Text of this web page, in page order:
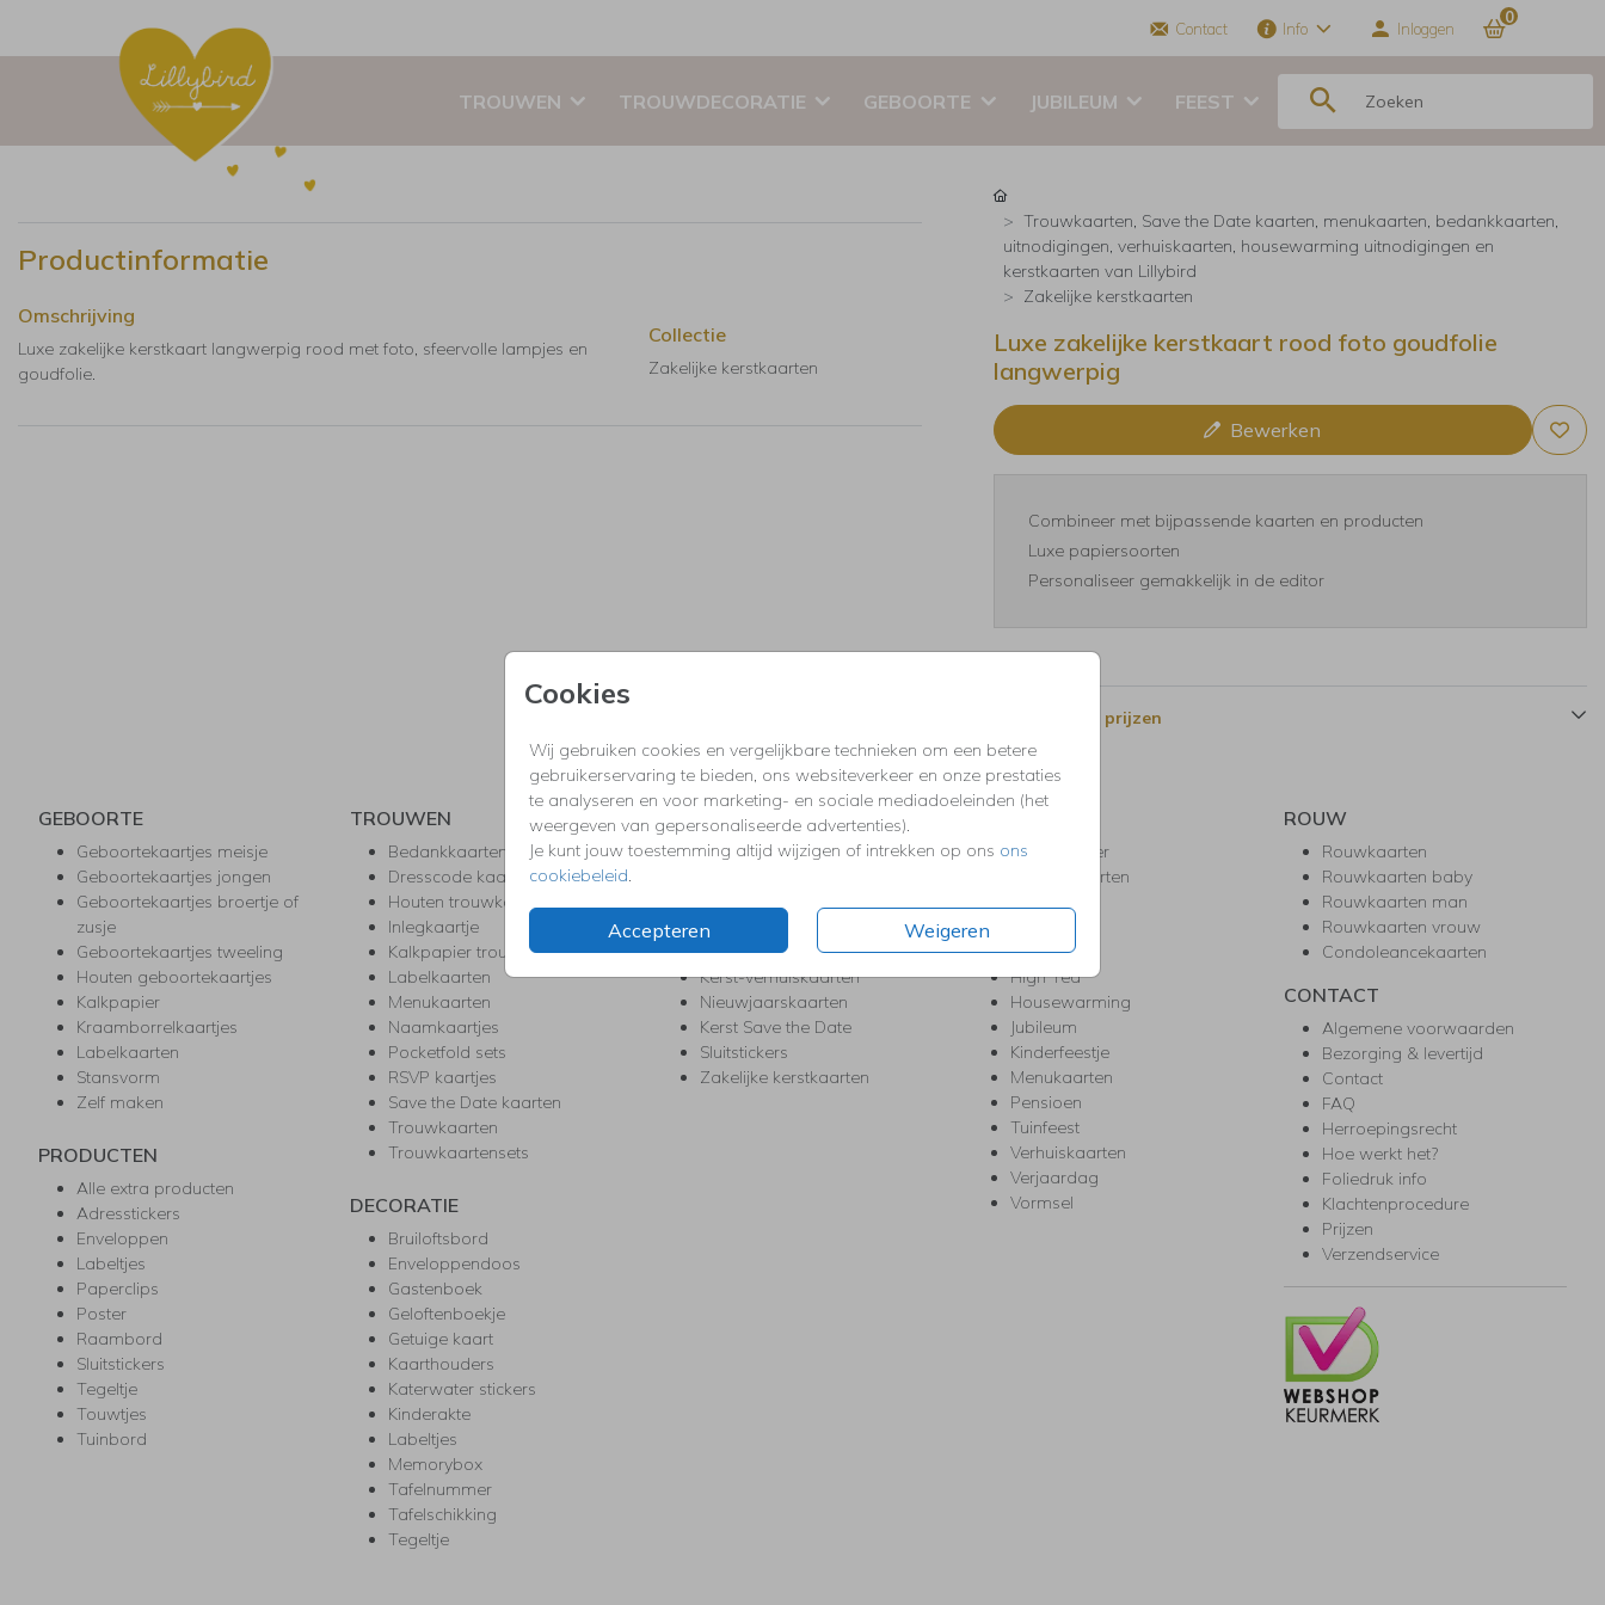
Contact Info Inloggen
0
TROUWEN TROUWDECORATIE GEBOORTE JUBILEUM FEEST
Cookies
Wij gebruiken cookies en vergelijkbare technieken om een betere
gebruikerservaring te bieden, ons websiteverkeer en onze prestaties
te analyseren en voor marketing- en sociale mediadoeleinden (het
weergeven van gepersonaliseerde advertenties).
Je kunt jouw toestemming altijd wijzigen of intrekken op ons ons
cookiebeleid.
Accepteren Weigeren
Productinformatie
Omschrijving
Luxe zakelijke kerstkaart langwerpig rood met foto, sfeervolle lampjes en
goudfolie.
Collectie
Zakelijke kerstkaarten
Trouwkaarten, Save the Date kaarten, menukaarten, bedankkaarten,
uitnodigingen, verhuiskaarten, housewarming uitnodigingen en
kerstkaarten van Lillybird
Zakelijke kerstkaarten
Luxe zakelijke kerstkaart rood foto goudfolie
langwerpig
Bewerken
Combineer met bijpassende kaarten en producten
Luxe papiersoorten
Personaliseer gemakkelijk in de editor
Formaten en prijzen
GEBOORTE
Geboortekaartjes meisje
Geboortekaartjes jongen
Geboortekaartjes broertje of
zusje
Geboortekaartjes tweeling
Houten geboortekaartjes
Kalkpapier
Kraamborrelkaartjes
Labelkaarten
Stansvorm
Zelf maken
PRODUCTEN
Alle extra producten
Adresstickers
Enveloppen
Labeltjes
Paperclips
Poster
Raambord
Sluitstickers
Tegeltje
Touwtjes
Tuinbord
TROUWEN
Bedankkaarten
Dresscode kaartjes
Houten trouwkaarten
Inlegkaartje
Kalkpapier trouwkaarten
Labelkaarten
Menukaarten
Naamkaartjes
Pocketfold sets
RSVP kaartjes
Save the Date kaarten
Trouwkaarten
Trouwkaartensets
DECORATIE
Bruiloftsbord
Enveloppendoos
Gastenboek
Geloftenboekje
Getuige kaart
Kaarthouders
Katerwater stickers
Kinderakte
Labeltjes
Memorybox
Tafelnummer
Tafelschikking
Tegeltje
KERST
Kerstkaarten
Kerstmenukaarten
Kerst trouwkaarten
Kerst-verhuiskaarten
Nieuwjaarskaarten
Kerst Save the Date
Sluitstickers
Zakelijke kerstkaarten
Babyshower
Bedankkaarten
Geslaagd
High Tea
Housewarming
Jubileum
Kinderfeestje
Menukaarten
Pensioen
Tuinfeest
Verhuiskaarten
Verjaardag
Vormsel
ROUW
Rouwkaarten
Rouwkaarten baby
Rouwkaarten man
Rouwkaarten vrouw
Condoleancekaarten
CONTACT
Algemene voorwaarden
Bezorging & levertijd
Contact
FAQ
Herroepingsrecht
Hoe werkt het?
Foliedruk info
Klachtenprocedure
Prijzen
Verzendservice